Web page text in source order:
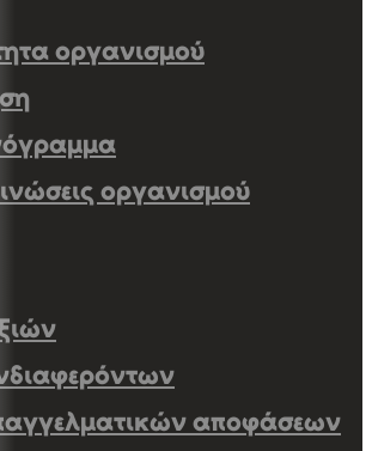
οργανισμού
οργανισμού
αποφάσεων